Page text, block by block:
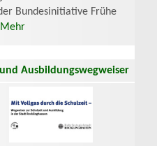
Bundesinitiative Frühe
Mehr
Ausbildungswegweiser